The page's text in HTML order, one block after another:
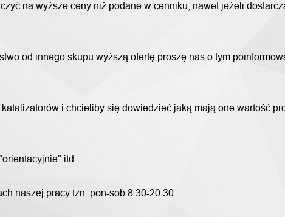
na wyższe ceny niż podane w cenniku, nawet jeżeli
od innego skupu wyższą ofertę proszę nas o tym
i chcieliby się dowiedzieć jaką mają one wartość
itd.
naszej pracy tzn. pon-sob 8:30-20:30.